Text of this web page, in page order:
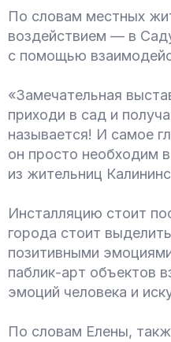
По словам местных
воздействием — в
с помощью
«Замечательная
приходи в сад и
называется! И самое
он просто необходим
из жительниц
Инсталляцию стоит
города стоит
позитивными
паблик-арт объектов
эмоций человека и
По словам Елены,